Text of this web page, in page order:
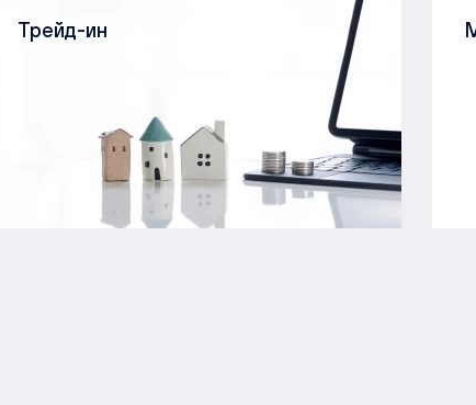
Трейд-ин